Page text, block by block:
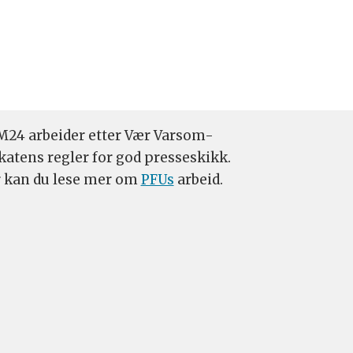
arbeider etter Vær Varsom-
regler for god presseskikk.
kan du lese mer omPFUs arbeid.